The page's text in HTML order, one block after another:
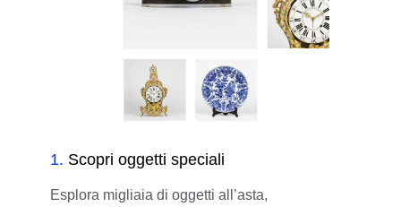
1. Scopri oggetti speciali
Esplora migliaia di oggetti all’asta,